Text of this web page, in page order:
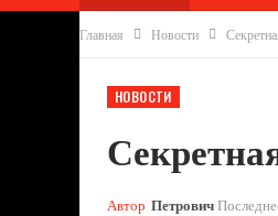
Главная Новости
НОВОСТИ
Автор Петрович